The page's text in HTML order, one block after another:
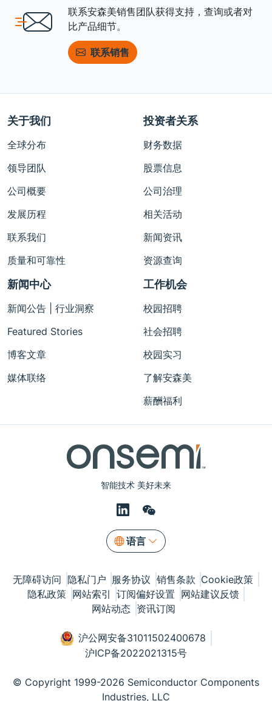
联系安森美销售团队获得支持，查询或者对
比产品细节。
联系销售
智能技术 美好未来
语言
关于我们
全球分布
领导团队
公司概要
发展历程
联系我们
质量和可靠性
投资者关系
财务数据
股票信息
公司治理
相关活动
新闻资讯
资源查询
新闻中心
新闻公告 | 行业洞察
Featured Stories
博客文章
媒体联络
工作机会
校园招聘
社会招聘
校园实习
了解安森美
薪酬福利
无障碍访问 隐私门户 服务协议 销售条款 Cookie政策
隐私政策 网站索引 订阅偏好设置 网站建议反馈
网站动态 资讯订阅
沪公网安备31011502400678
沪ICP备2022021315号
© Copyright 1999-2026 Semiconductor Components
Industries, LLC